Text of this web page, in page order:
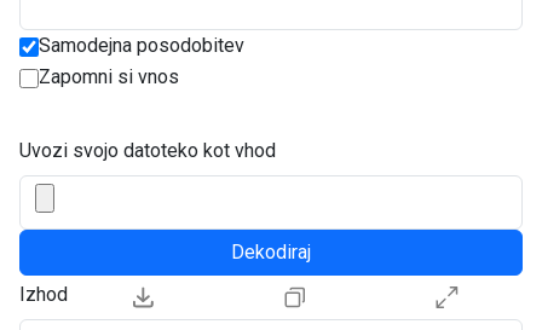
Samodejna posodobitev
Zapomni si vnos
Uvozi svojo datoteko kot vhod
Dekodiraj
Izhod